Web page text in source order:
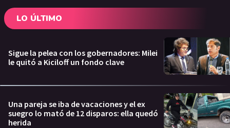
LO ÚLTIMO
Sigue la pelea con los gobernadores: Milei
le quitó a Kiciloff un fondo clave
Una pareja se iba de vacaciones y el ex
suegro lo mató de 12 disparos: ella quedó
herida